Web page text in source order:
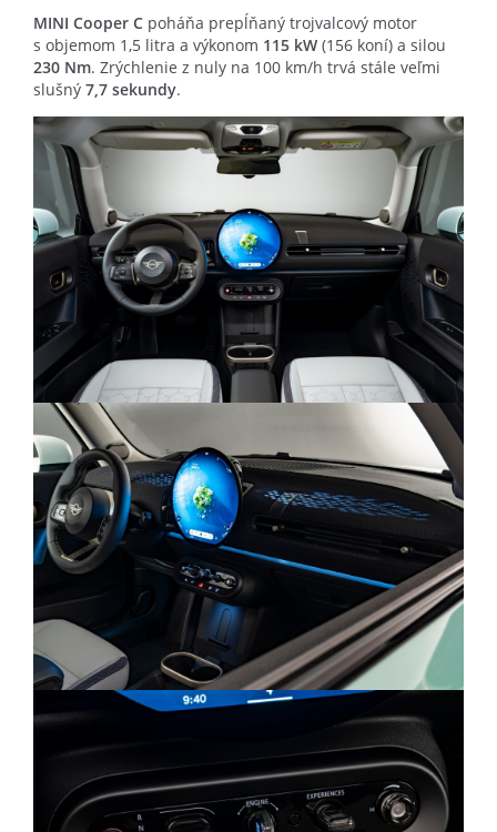
MINI Cooper C poháňa prepĺňaný trojvalcový motor
s objemom 1,5 litra a výkonom 115 kW (156 koní) a silou
230 Nm. Zrýchlenie z nuly na 100 km/h trvá stále veľmi
slušný 7,7 sekundy.